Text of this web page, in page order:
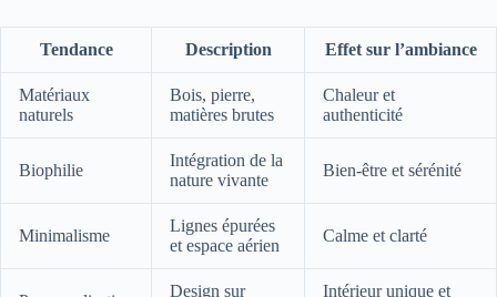
Tendance Description Effet sur l’ambiance
Matériaux
naturels
Bois, pierre,
matières brutes
Chaleur et
authenticité
Biophilie
Intégration de la
nature vivante
Bien-être et sérénité
Minimalisme
Lignes épurées
et espace aérien
Calme et clarté
Design sur
Intérieur unique et